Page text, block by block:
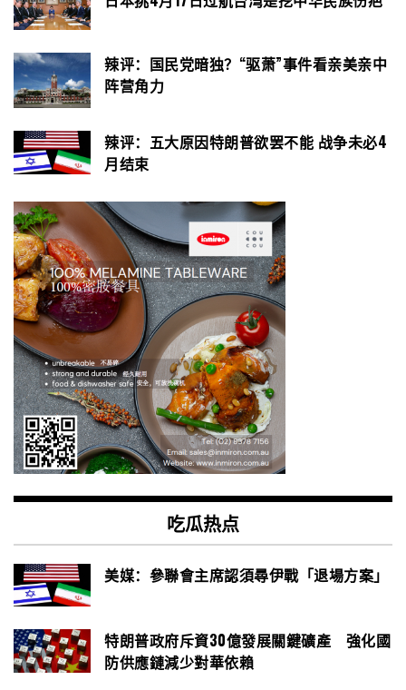
辣评：国民党暗独？“驱萧”事件看亲美亲中
阵营角力
辣评：五大原因特朗普欲罢不能 战争未必4
月结束
吃瓜热点
美媒：參聯會主席認須尋伊戰「退場方案」
特朗普政府斥資30億發展關鍵礦產 強化國
防供應鏈減少對華依賴